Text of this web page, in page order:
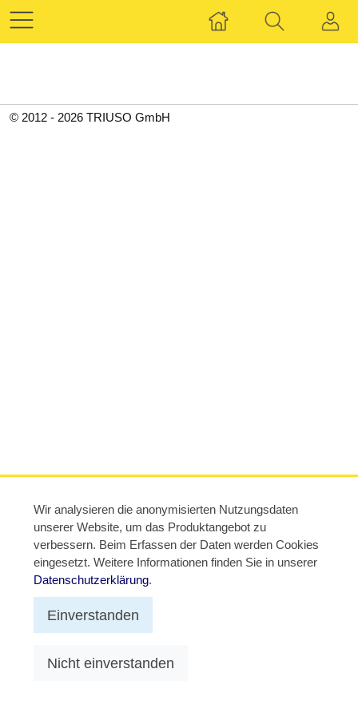
© 2012 - 2026 TRIUSO GmbH
Wir analysieren die anonymisierten Nutzungsdaten
unserer Website, um das Produktangebot zu
verbessern. Beim Erfassen der Daten werden Cookies
eingesetzt. Weitere Informationen finden Sie in unserer
Datenschutzerklärung.
Einverstanden
Nicht einverstanden